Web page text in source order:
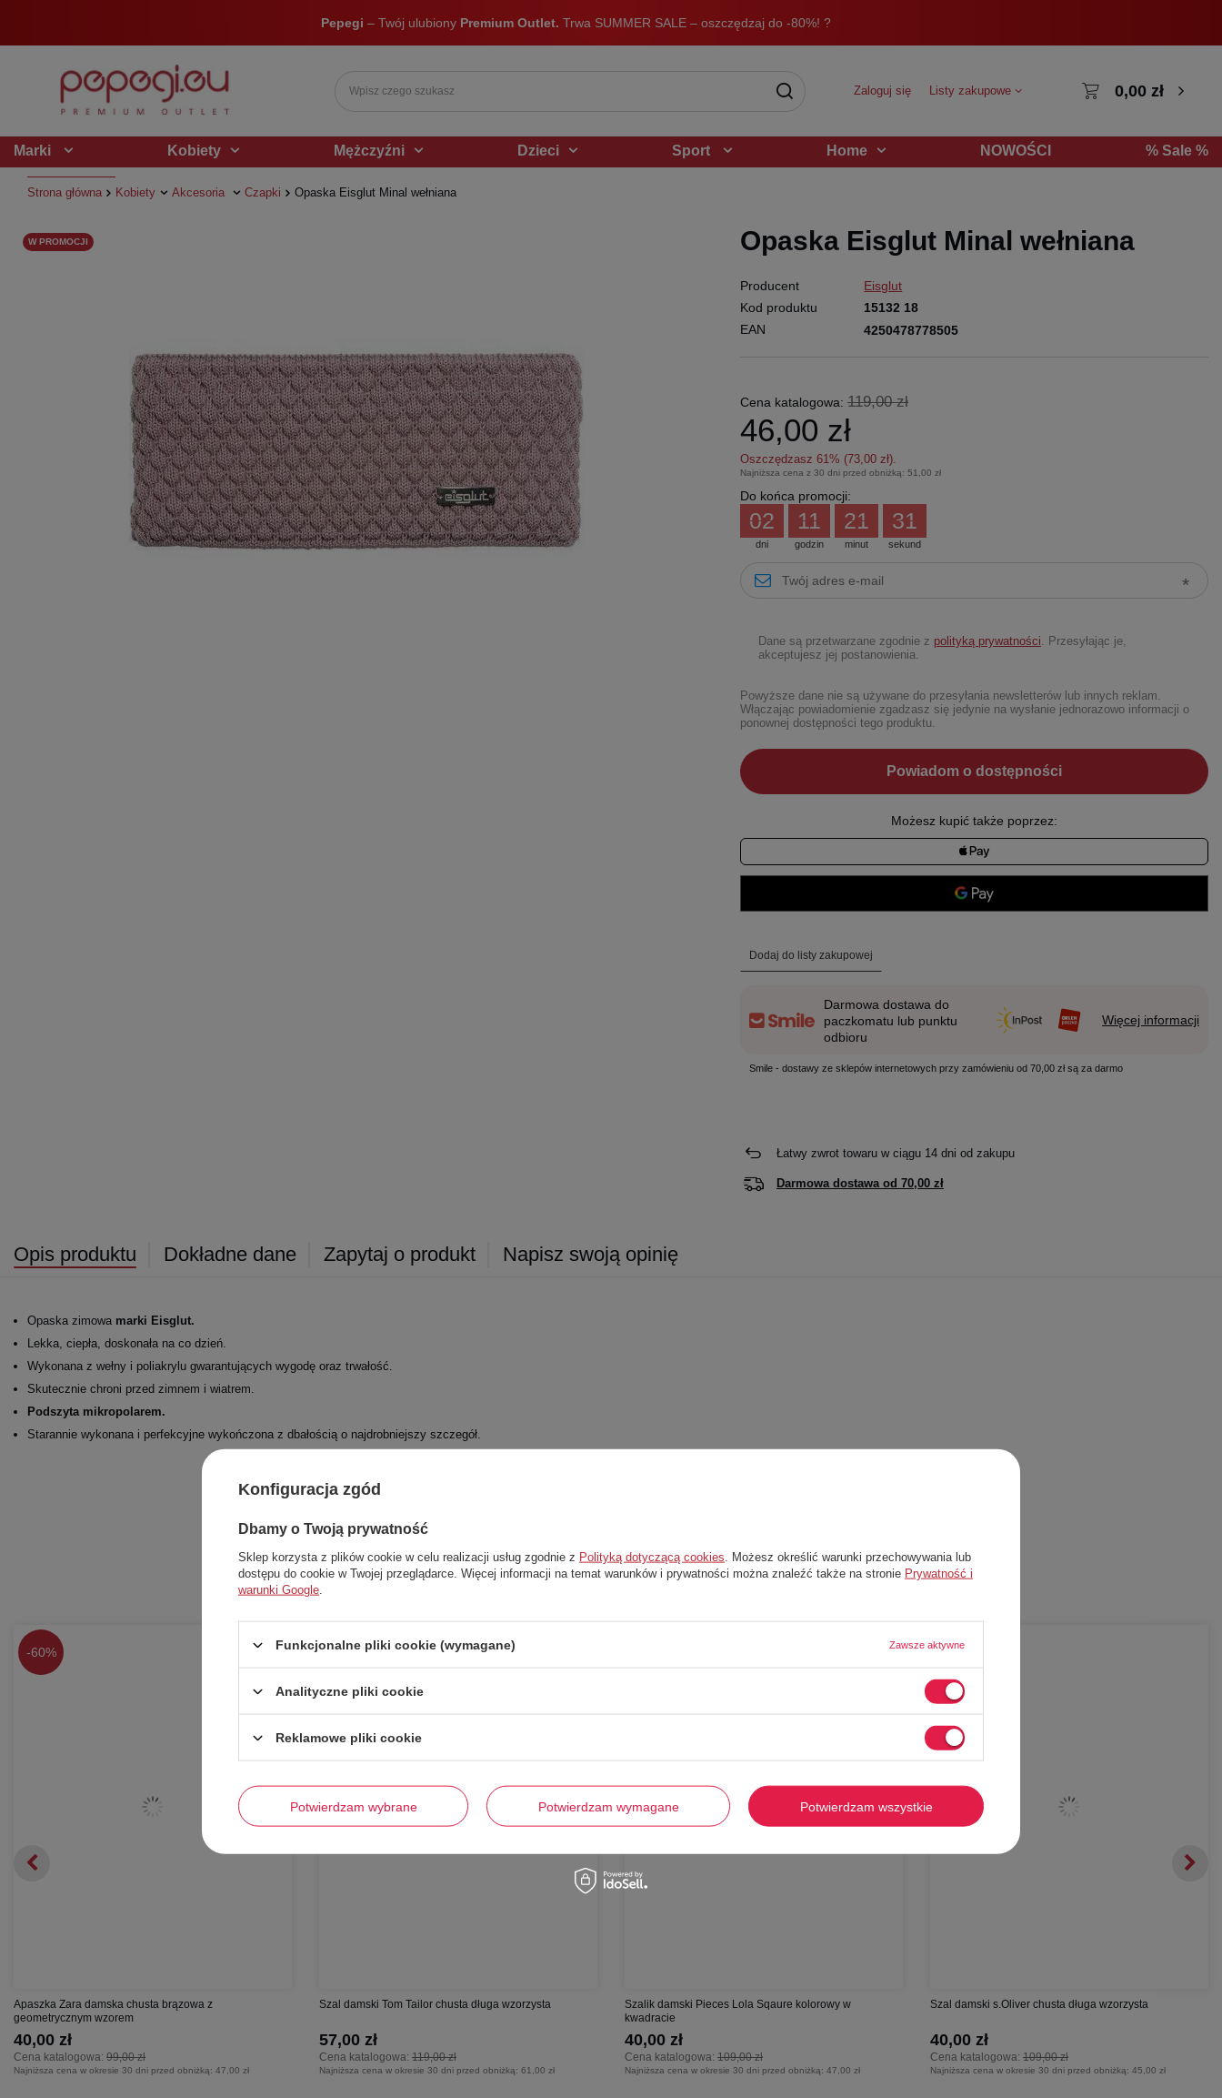
Pepegi – Twój ulubiony Premium Outlet. Trwa SUMMER SALE – oszczędzaj do -80%! ?
Zaloguj się Listy zakupowe 0,00 zł
Marki Kobiety Mężczyźni Dzieci Sport Home NOWOŚCI % Sale %
Strona główna Kobiety Akcesoria Czapki Opaska Eisglut Minal wełniana
W PROMOCJI Opaska Eisglut Minal wełniana
Producent
Eisglut
Kod produktu
15132 18
EAN
4250478778505
Cena katalogowa: 119,00 zł
46,00 zł
Oszczędzasz 61 % (73,00 zł).
Najniższa cena z 30 dni przed obniżką: 51,00 zł
Do końca promocji:
dni
02
godzin
11
minut
21
sekund
29
Dane są przetwarzane zgodnie z polityką prywatności. Przesyłając je,
akceptujesz jej postanowienia.
Powyższe dane nie są używane do przesyłania newsletterów lub innych reklam.
Włączając powiadomienie zgadzasz się jedynie na wysłanie jednorazowo informacji o
ponownej dostępności tego produktu.
Powiadom o dostępności
Możesz kupić także poprzez:
Dodaj do listy zakupowej
Darmowa dostawa do
paczkomatu lub punktu
odbioru
Więcej informacji
Smile - dostawy ze sklepów internetowych przy zamówieniu od 70,00 zł są za darmo
Łatwy zwrot towaru w ciągu 14dni od zakupu
Darmowa dostawa od 70,00 zł
Opis produktu Dokładne dane Zapytaj o produkt Napisz swoją opinię
Opaska zimowa marki Eisglut.
Lekka, ciepła, doskonała na co dzień.
Wykonana z wełny i poliakrylu gwarantujących wygodę oraz trwałość.
Skutecznie chroni przed zimnem i wiatrem.
Podszyta mikropolarem.
Starannie wykonana i perfekcyjne wykończona z dbałością o najdrobniejszy szczegół.
Stwórz zestaw i dodaj do zamówienia
-60%
Apaszka Zara damska chusta brązowa z
geometrycznym wzorem
Cena katalogowa: 99,00 zł
40,00 zł
Najniższa cena w okresie 30 dni przed obniżką: 47,00 zł
-52%
Szal damski Tom Tailor chusta długa wzorzysta
Cena katalogowa: 119,00 zł
57,00 zł
Najniższa cena w okresie 30 dni przed obniżką: 61,00 zł
Szalik damski Pieces Lola Sqaure kolorowy w
kwadracie
Cena katalogowa: 109,00 zł
40,00 zł
Najniższa cena w okresie 30 dni przed obniżką: 47,00 zł
-63%
Szal damski s.Oliver chusta długa wzorzysta
Cena katalogowa: 109,00 zł
40,00 zł
Najniższa cena w okresie 30 dni przed obniżką: 45,00 zł
Konfiguracja zgód
Dbamy o Twoją prywatność
Sklep korzysta z plików cookie w celu realizacji usług zgodnie z Polityką dotyczącą cookies . Możesz określić warunki przechowywania lub
dostępu do cookie w Twojej przeglądarce. Więcej informacji na temat warunków i prywatności można znaleźć także na stronie Prywatność i
warunki Google
Funkcjonalne pliki cookie (wymagane) Zawsze aktywne
Analityczne pliki cookie
Reklamowe pliki cookie
Potwierdzam wybrane Potwierdzam wymagane Potwierdzam wszystkie